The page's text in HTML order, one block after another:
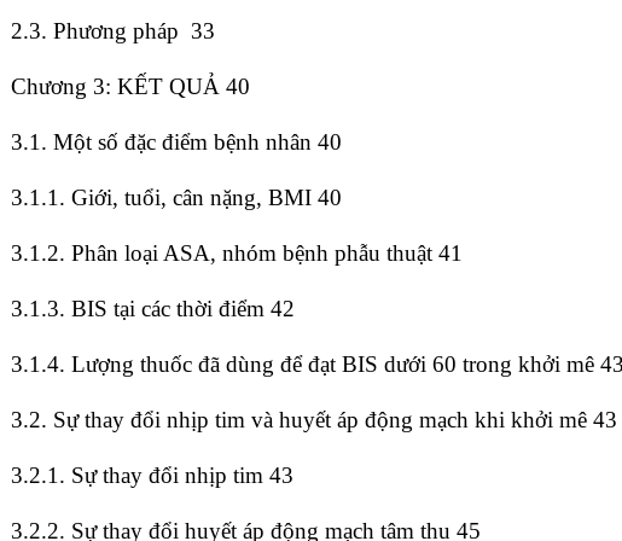
2.3. Phương pháp 33
Chương 3: KẾT QUẢ 40
3.1. Một số đặc điểm bệnh nhân 40
3.1.1. Giới, tuổi, cân nặng, BMI 40
3.1.2. Phân loại ASA, nhóm bệnh phẫu thuật 41
3.1.3. BIS tại các thời điểm 42
3.1.4. Lượng thuốc đã dùng để đạt BIS dưới 60 trong khởi mê
3.2. Sự thay đổi nhịp tim và huyết áp động mạch khi khởi mê 43
3.2.1. Sự thay đổi nhịp tim 43
3.2.2. Sự thay đổi huyết áp động mạch tâm thu 45